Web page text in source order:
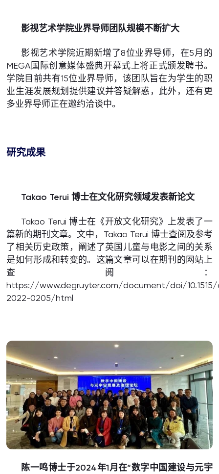
影视艺术学院业界导师团队规模不断扩大
影视艺术学院近期新增了8位业界导师，在5月的
MEGA国际创意媒体盛典开幕式上将正式颁发聘书。
学院目前共有15位业界导师，该团队旨在为学生的职
业生涯发展规划提供建议并答疑解惑，此外，还有更
多业界导师正在邀约洽谈中。
研究成果
Takao Terui 博士在文化研究领域发表新论文
Takao Terui 博士在《开放文化研究》上发表了一
篇新的期刊文章。文中，Takao Terui 博士查阅及参考
了相关历史政策，阐述了英国儿童与电影之间的关系
是如何形成和转变的。这篇文章可以在期刊的网站上
查阅：
https://www.degruyter.com/document/doi/
2022-0205/html
陈一鸣博士于2024年1月在“数字中国建设与元宇